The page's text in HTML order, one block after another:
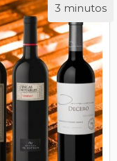
3 minutos